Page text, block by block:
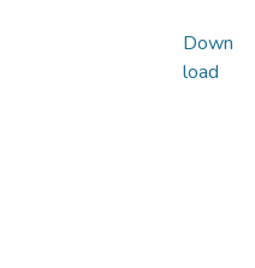
Down
load